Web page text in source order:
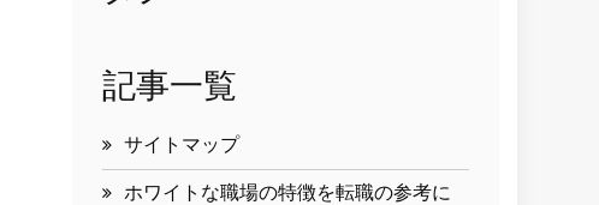
記事一覧
サイトマップ
ホワイトな職場の特徴を転職の参考に